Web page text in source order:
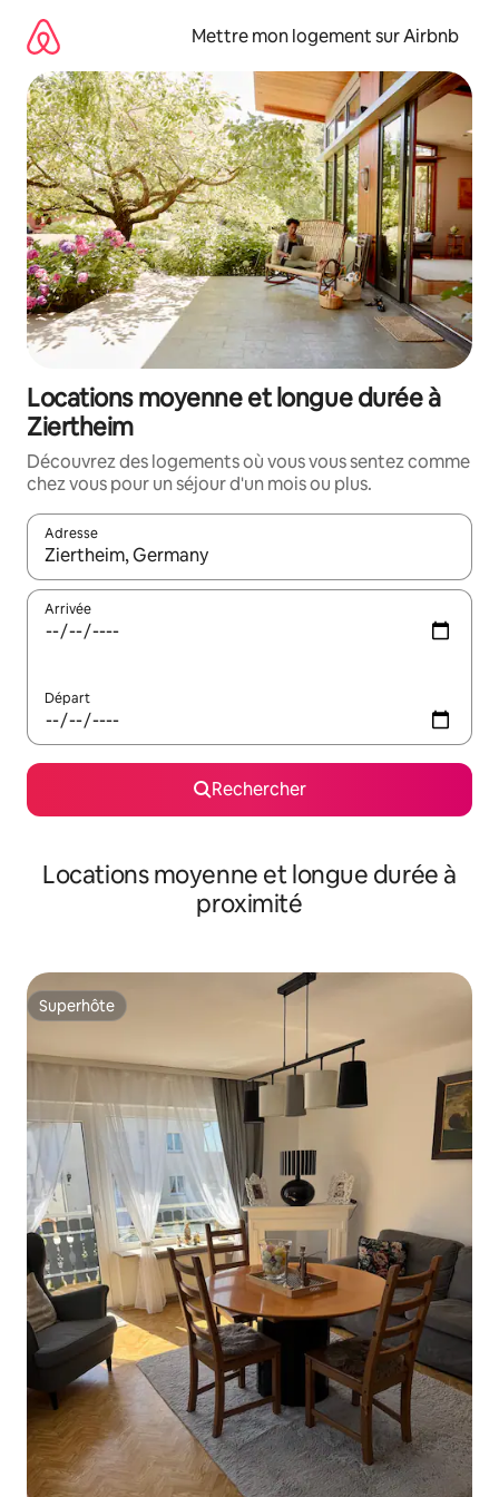
directement
contenu
Mettre mon logement sur Airbnb
Locations moyenne et longue durée à
Ziertheim
Découvrez des logements où vous vous sentez comme
chez vous pour un séjour d'un mois ou plus.
Adresse
Lorsque les résultats s'affichent, utilisez les flèches vers le
Arrivée
Départ
Rechercher
Locations moyenne et longue durée à
proximité
Superhôte
Superhôte